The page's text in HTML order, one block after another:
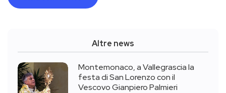
Altre news
Montemonaco, a Vallegrascia la
festa di San Lorenzo con il
Vescovo Gianpiero Palmieri